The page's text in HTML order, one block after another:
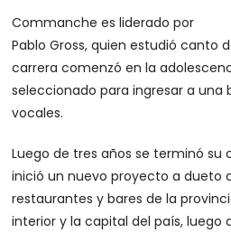
Commanche es liderado por
Pablo Gross, quien estudió canto
carrera comenzó en la
seleccionado para ingresar a una
vocales.
Luego de tres años se terminó su
inició un nuevo proyecto a dueto
restaurantes y bares de la
interior y la capital del país, luego